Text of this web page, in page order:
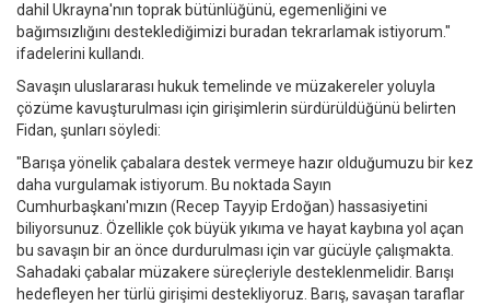
dahil Ukrayna'nın toprak bütünlüğünü, egemenliğini ve
bağımsızlığını desteklediğimizi buradan tekrarlamak istiyorum."
ifadelerini kullandı.
Savaşın uluslararası hukuk temelinde ve müzakereler yoluyla
çözüme kavuşturulması için girişimlerin sürdürüldüğünü belirten
Fidan, şunları söyledi:
"Barışa yönelik çabalara destek vermeye hazır olduğumuzu bir kez
daha vurgulamak istiyorum. Bu noktada Sayın
Cumhurbaşkanı'mızın (Recep Tayyip Erdoğan) hassasiyetini
biliyorsunuz. Özellikle çok büyük yıkıma ve hayat kaybına yol açan
bu savaşın bir an önce durdurulması için var gücüyle çalışmakta.
Sahadaki çabalar müzakere süreçleriyle desteklenmelidir. Barışı
hedefleyen her türlü girişimi destekliyoruz. Barış, savaşan taraflar